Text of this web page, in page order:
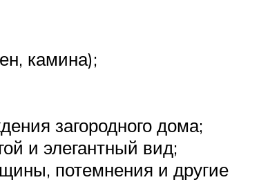
камина);
загородного дома;
и элегантный вид;
потемнения и другие